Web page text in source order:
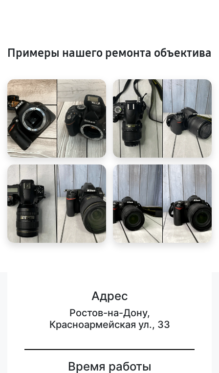
Примеры нашего ремонта объектива
Адрес
Ростов-на-Дону,
Красноармейская ул., 33
Время работы